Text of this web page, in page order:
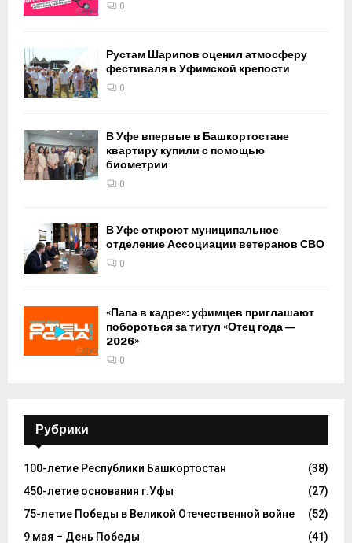
0
Рустам Шарипов оценил атмосферу
фестиваля в Уфимской крепости
0
В Уфе впервые в Башкортостане
квартиру купили с помощью
биометрии
0
В Уфе откроют муниципальное
отделение Ассоциации ветеранов СВО
0
«Папа в кадре»: уфимцев приглашают
побороться за титул «Отец года —
2026»
0
Рубрики
100-летие Республики Башкортостан
(38)
450-летие основания г.Уфы
(27)
75-летие Победы в Великой Отечественной войне
(52)
9 мая – День Победы
(41)